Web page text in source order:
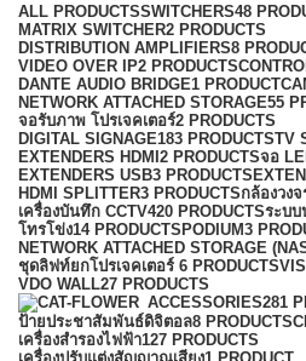
ALL PRODUCTSSWITCHERS48
MATRIX SWITCHER2 PRODUCTS
DISTRIBUTION AMPLIFIERS8
VIDEO OVER IP2 PRODUCTS
DANTE AUDIO BRIDGE1 PRODUCT
NETWORK ATTACHED STORAGE55
จอรับภาพ โปรเจคเตอร์2 PRODUCTS
DIGITAL SIGNAGE183 PRODUCTSTV
EXTENDERS HDMI2 PRODUCTSจอ
EXTENDERS USB3 PRODUCTS
HDMI SPLITTER3 PRODUCTSกล้องวง
เครื่องบันทึก CCTV420 PRODUCTSระบบ
โทรโข่ง14 PRODUCTSPODIUM3
NETWORK ATTACHED STORAGE
ชุดลิฟท์ยกโปรเจคเตอร์ 6 PRODUCTS
VDO WALL27 PRODUCTS
ACCESSORIES281
ป้ายประชาสัมพันธ์ดิจิตอล8 PRODUCTS
เครื่องสำรองไฟฟ้า127 PRODUCTS
เครื่องปรับแต่งสัญญาณเสียง1 PRODUCT